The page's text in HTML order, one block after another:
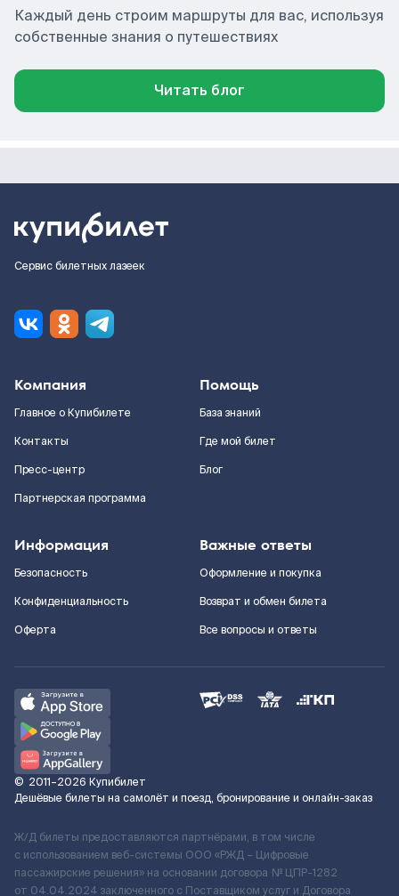
Каждый день строим маршруты для вас, используя
собственные знания о путешествиях
Читать блог
Сервис билетных лазеек
Компания
Главное о Купибилете
Контакты
Пресс-центр
Партнерская программа
Помощь
База знаний
Где мой билет
Блог
Информация
Безопасность
Конфиденциальность
Оферта
Важные ответы
Оформление и покупка
Возврат и обмен билета
Все вопросы и ответы
© 2011–2026 Купибилет
Дешёвые билеты на самолёт и поезд, бронирование и онлайн-заказ
Ж/Д билеты предоставляются партнёрами, в том числе
с использованием веб-системы ООО «РЖД – Цифровые
пассажирские решения» на основании договора № ЦПР-1282
от 04.04.2024 заключенного с Поставщиком услуг и Договора